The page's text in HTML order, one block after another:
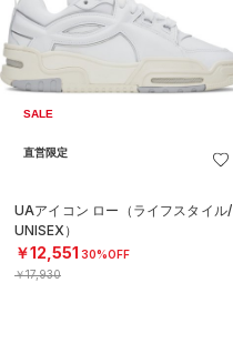
SALE
直営限定
UAアイコン ロー（ライフスタイル/
UNISEX）
￥12,551 30%OFF
￥17,930